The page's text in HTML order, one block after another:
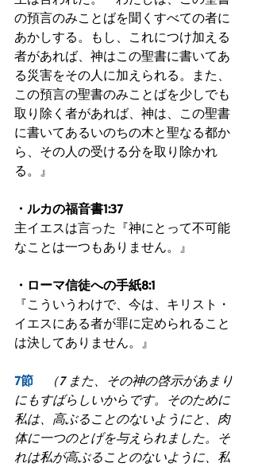
の預言のみことばを聞くすべての者に
あかしする。もし、これにつけ加える
者があれば、神はこの聖書に書いてあ
る災害をその人に加えられる。また、
この預言の聖書のみことばを少しでも
取り除く者があれば、神は、この聖書
に書いてあるいのちの木と聖なる都か
ら、その人の受ける分を取り除かれ
る。』
・ルカの福音書1:37
主イエスは言った『神にとって不可能
なことは一つもありません。』
・ローマ信徒への手紙8:1
『こういうわけで、今は、キリスト・
イエスにある者が罪に定められること
は決してありません。』
7節
（7 また、その神の啓示があまり
にもすばらしいからです。そのために
私は、高ぶることのないようにと、肉
体に一つのとげを与えられました。そ
れは私が高ぶることのないように、私